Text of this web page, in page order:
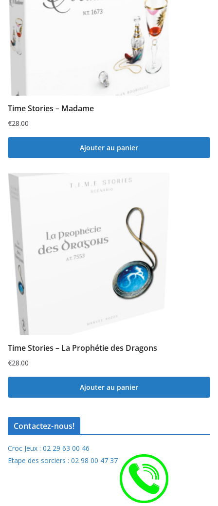
Time Stories – Madame
€28.00
Ajouter au panier
Time Stories – La Prophétie des Dragons
€28.00
Ajouter au panier
Contactez-nous!
Croc Jeux : 02 29 63 00 46
Etape des sorciers : 02 98 00 47 37